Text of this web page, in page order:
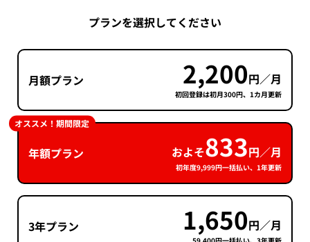
プランを選択してください
月額プラン 2,200円／月
初回登録は初月300円、1カ月更新
年額プラン およそ833円／月
初年度9,999円一括払い、1年更新
オススメ！期間限定
3年プラン 1,650円／月